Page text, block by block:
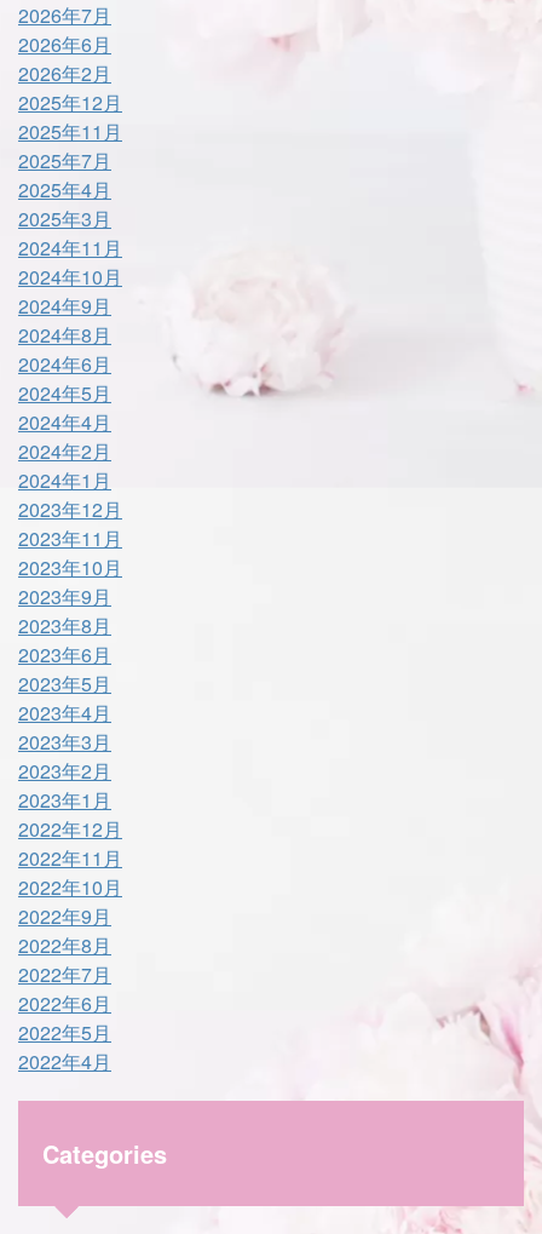
2026年7月
2026年6月
2026年2月
2025年12月
2025年11月
2025年7月
2025年4月
2025年3月
2024年11月
2024年10月
2024年9月
2024年8月
2024年6月
2024年5月
2024年4月
2024年2月
2024年1月
2023年12月
2023年11月
2023年10月
2023年9月
2023年8月
2023年6月
2023年5月
2023年4月
2023年3月
2023年2月
2023年1月
2022年12月
2022年11月
2022年10月
2022年9月
2022年8月
2022年7月
2022年6月
2022年5月
2022年4月
Categories